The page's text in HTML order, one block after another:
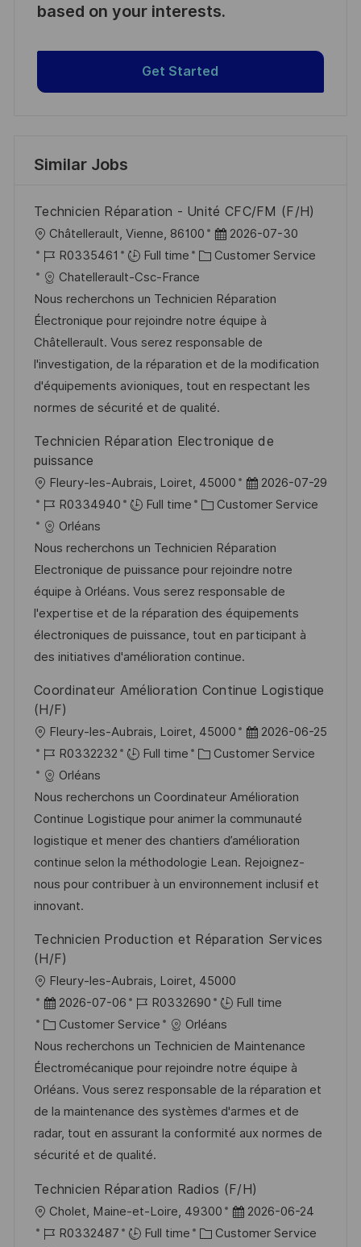
based on your interests.
Get Started
Similar Jobs
Technicien Réparation - Unité CFC/FM (F/H)
L
o
c
a
t
i
o
n
Châtellerault, Vienne, 86100
P
o
t
e
d
D
a
t
2026-07-30
J
o
b
I
d
R0335461 Full time
C
a
t
e
g
o
r
y
Customer Service
Chatellerault-Csc-France
Nous recherchons un Technicien Réparation
Électronique pour rejoindre notre équipe à
Châtellerault. Vous serez responsable de
l'investigation, de la réparation et de la modification
d'équipements avioniques, tout en respectant les
normes de sécurité et de qualité.
Technicien Réparation Electronique de
puissance
L
o
c
a
t
i
o
n
Fleury-les-Aubrais, Loiret, 45000
P
o
t
e
d
D
a
2026-07-29
J
o
b
I
d
R0334940 Full time
C
t
e
g
o
r
y
Customer Service
Orléans
Nous recherchons un Technicien Réparation
Electronique de puissance pour rejoindre notre
équipe à Orléans. Vous serez responsable de
l'expertise et de la réparation des équipements
électroniques de puissance, tout en participant à
des initiatives d'amélioration continue.
Coordinateur Amélioration Continue Logistique
(H/F)
L
o
c
a
t
i
o
n
Fleury-les-Aubrais, Loiret, 45000
P
o
t
e
d
D
a
2026-06-25
J
o
b
I
d
R0332232 Full time
C
t
e
g
o
r
Customer Service
Orléans
Nous recherchons un Coordinateur Amélioration
Continue Logistique pour animer la communauté
logistique et mener des chantiers d’amélioration
continue selon la méthodologie Lean. Rejoignez-
nous pour contribuer à un environnement inclusif et
innovant.
Technicien Production et Réparation Services
(H/F)
L
o
c
a
t
i
o
n
Fleury-les-Aubrais, Loiret, 45000
P
o
s
t
e
d
D
a
e
2026-07-06
J
o
b
I
d
R0332690
Full time
C
a
t
e
g
o
r
Customer Service
Orléans
Nous recherchons un Technicien de Maintenance
Électromécanique pour rejoindre notre équipe à
Orléans. Vous serez responsable de la réparation et
de la maintenance des systèmes d'armes et de
radar, tout en assurant la conformité aux normes de
sécurité et de qualité.
Technicien Réparation Radios (F/H)
L
o
Cholet, Maine-et-Loire, 49300
P
o
2026-06-24
J
R0332487 Full time
C Customer Service